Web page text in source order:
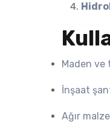
Maden ve
İnşaat
Ağır